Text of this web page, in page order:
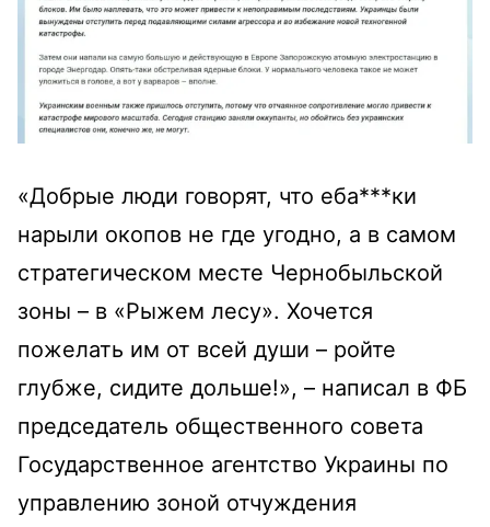
«Добрые люди говорят, что еба***ки
нарыли окопов не где угодно, а в самом
стратегическом месте Чернобыльской
зоны – в «Рыжем лесу». Хочется
пожелать им от всей души – ройте
глубже, сидите дольше!», – написал в ФБ
председатель общественного совета
Государственное агентство Украины по
управлению зоной отчуждения